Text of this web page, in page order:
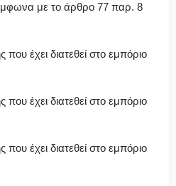
με το άρθρο 77 παρ. 8
έχει διατεθεί στο εμπόριο
έχει διατεθεί στο εμπόριο
έχει διατεθεί στο εμπόριο